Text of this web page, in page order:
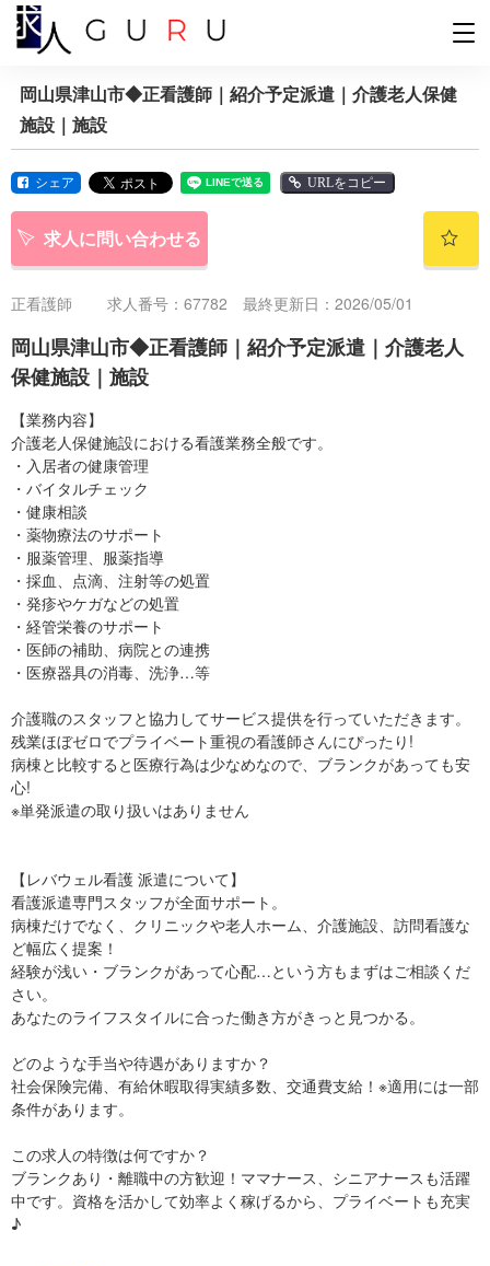
岡山県津山市◆正看護師｜紹介予定派遣｜介護老人保健
施設｜施設
シェア URLをコピー
求人に問い合わせる
正看護師 求人番号：67782 最終更新日：2026/05/01
岡山県津山市◆正看護師｜紹介予定派遣｜介護老人
保健施設｜施設
【業務内容】
介護老人保健施設における看護業務全般です。
・入居者の健康管理
・バイタルチェック
・健康相談
・薬物療法のサポート
・服薬管理、服薬指導
・採血、点滴、注射等の処置
・発疹やケガなどの処置
・経管栄養のサポート
・医師の補助、病院との連携
・医療器具の消毒、洗浄…等
介護職のスタッフと協力してサービス提供を行っていただきます。
残業ほぼゼロでプライベート重視の看護師さんにぴったり!
病棟と比較すると医療行為は少なめなので、ブランクがあっても安
心!
※単発派遣の取り扱いはありません
【レバウェル看護 派遣について】
看護派遣専門スタッフが全面サポート。
病棟だけでなく、クリニックや老人ホーム、介護施設、訪問看護な
ど幅広く提案！
経験が浅い・ブランクがあって心配…という方もまずはご相談くだ
さい。
あなたのライフスタイルに合った働き方がきっと見つかる。
どのような手当や待遇がありますか？
社会保険完備、有給休暇取得実績多数、交通費支給！※適用には一部
条件があります。
この求人の特徴は何ですか？
ブランクあり・離職中の方歓迎！ママナース、シニアナースも活躍
中です。資格を活かして効率よく稼げるから、プライベートも充実
♪